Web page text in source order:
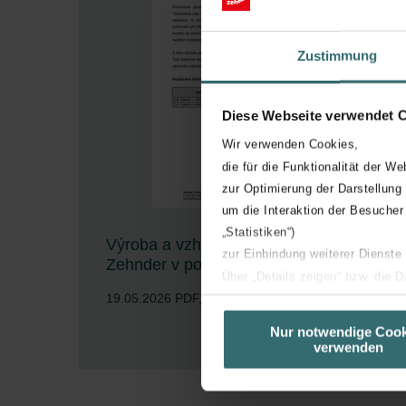
Zustimmung
Diese Webseite verwendet
Wir verwenden Cookies,
die für die Funktionalität der
zur Optimierung der Darstellung
um die Interaktion der
„Statistiken“)
zur Einbindung weiterer
Über „Details zeigen“ bzw. die
unserer Website verwenden,
basierend auf Ihren Interessen
Datenschutzerklärung
Nur notwendige
verwenden
Výroba a vzhled článkových radiátorů
Zehnder v povrchu Technoline
19.05.2026 PDF, 2 MB
Stáhnout